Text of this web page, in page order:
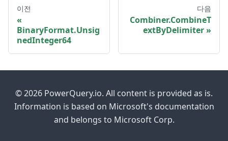
이전
BinaryFormat.Unsig
nedInteger64
다음
Combiner.CombineT
extByDelimiter
© 2026 PowerQuery.io. All content is provided as is.
Information is based on Microsoft's documentation
and belongs to Microsoft Corp.